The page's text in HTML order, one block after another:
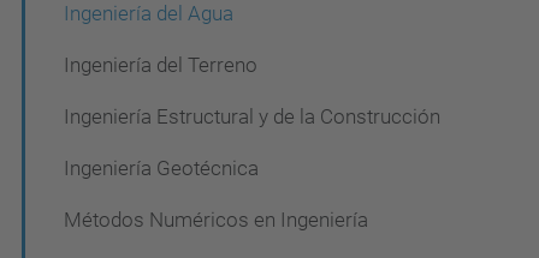
Ingeniería del Agua
Ingeniería del Terreno
Ingeniería Estructural y de la Construcción
Ingeniería Geotécnica
Métodos Numéricos en Ingeniería